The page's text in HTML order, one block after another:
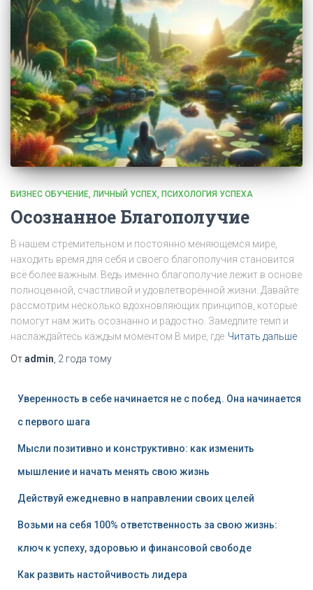
БИЗНЕС ОБУЧЕНИЕ ЛИЧНЫЙ УСПЕХ ПСИХОЛОГИЯ УСПЕХА
Осознанное Благополучие
В нашем стремительном и постоянно меняющемся мире,
находить время для себя и своего благополучия становится
всё более важным. Ведь именно благополучие лежит в основе
полноценной, счастливой и удовлетворённой жизни. Давайте
рассмотрим несколько вдохновляющих принципов, которые
помогут нам жить осознанно и радостно. Замедлите темп и
наслаждайтесь каждым моментом В мире, где Читать дальше
Отadmin 2 года тому
Уверенность в себе начинается не с побед. Она начинается
с первого шага
Мысли позитивно и конструктивно: как изменить
мышление и начать менять свою жизнь
Действуй ежедневно в направлении своих целей
Возьми на себя 100% ответственность за свою жизнь:
ключ к успеху, здоровью и финансовой свободе
Как развить настойчивость лидера